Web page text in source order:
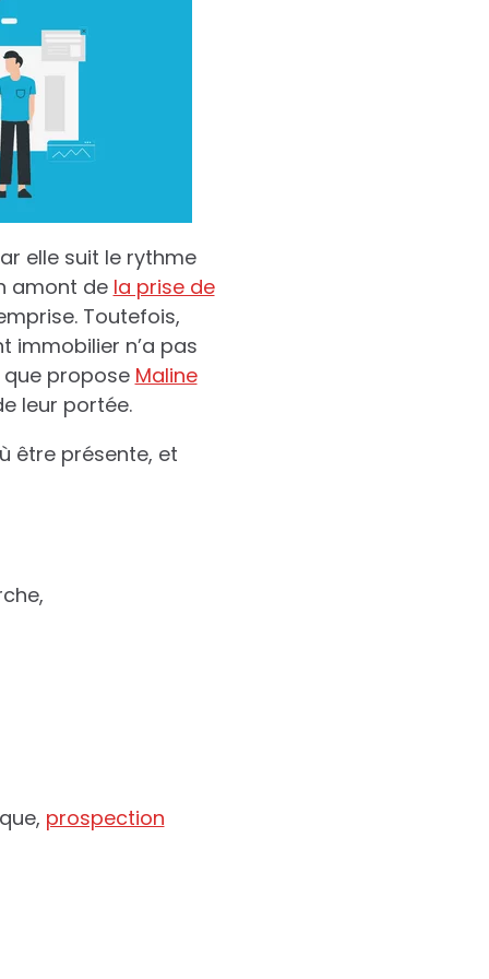
elle suit le rythme
amont de la prise de
Toutefois,
immobilier n’a pas
propose Maline
leur portée.
être présente, et
prospection